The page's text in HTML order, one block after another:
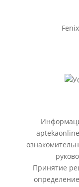
Принятие